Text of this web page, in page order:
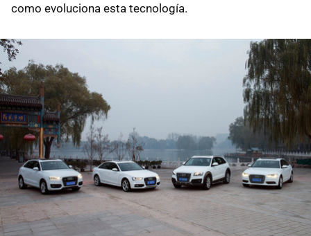
como evoluciona esta tecnología.